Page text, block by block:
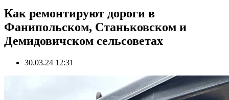
Как ремонтируют дороги в
Фанипольском, Станьковском и
Демидовичском сельсоветах
30.03.24 12:31